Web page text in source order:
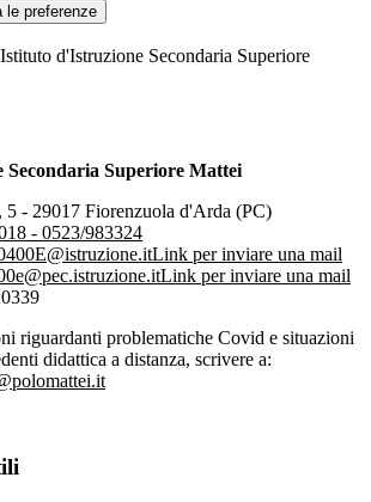
le preferenze
Istituto d'Istruzione Secondaria Superiore
Superiore Mattei
5 - 29017 Fiorenzuola d'Arda (PC)
- 0523/983324
Link per inviare una mail
Link per inviare una mail
riguardanti problematiche Covid e situazioni
didattica a distanza, scrivere a: